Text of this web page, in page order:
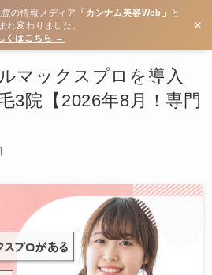
の情報メディア 「カンナム美容Web」
と
れ変わりました。
くはこちら →
✕
マックスプロを導入
3院【2026年8月！専門